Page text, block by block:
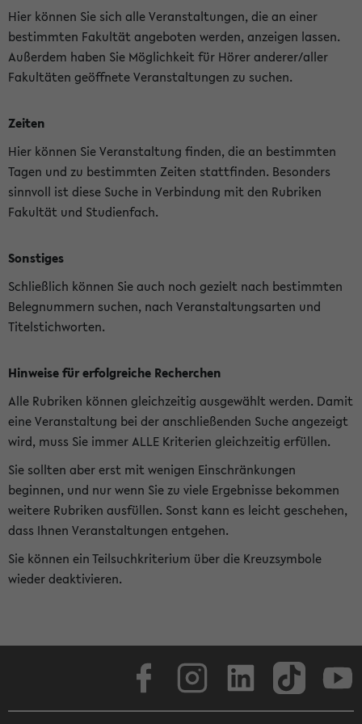
Hier können Sie sich alle Veranstaltungen, die an einer
bestimmten Fakultät angeboten werden, anzeigen lassen.
Außerdem haben Sie Möglichkeit für Hörer anderer/aller
Fakultäten geöffnete Veranstaltungen zu suchen.
Zeiten
Hier können Sie Veranstaltung finden, die an bestimmten
Tagen und zu bestimmten Zeiten stattfinden. Besonders
sinnvoll ist diese Suche in Verbindung mit den Rubriken
Fakultät und Studienfach.
Sonstiges
Schließlich können Sie auch noch gezielt nach bestimmten
Belegnummern suchen, nach Veranstaltungsarten und
Titelstichworten.
Hinweise für erfolgreiche Recherchen
Alle Rubriken können gleichzeitig ausgewählt werden. Damit
eine Veranstaltung bei der anschließenden Suche angezeigt
wird, muss Sie immer ALLE Kriterien gleichzeitig erfüllen.
Sie sollten aber erst mit wenigen Einschränkungen
beginnen, und nur wenn Sie zu viele Ergebnisse bekommen
weitere Rubriken ausfüllen. Sonst kann es leicht geschehen,
dass Ihnen Veranstaltungen entgehen.
Sie können ein Teilsuchkriterium über die Kreuzsymbole
wieder deaktivieren.